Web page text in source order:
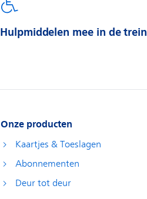
Hulpmiddelen mee in de trein
Onze producten
Kaartjes & Toeslagen
Abonnementen
Deur tot deur